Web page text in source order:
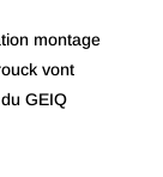
montage
vont
GEIQ